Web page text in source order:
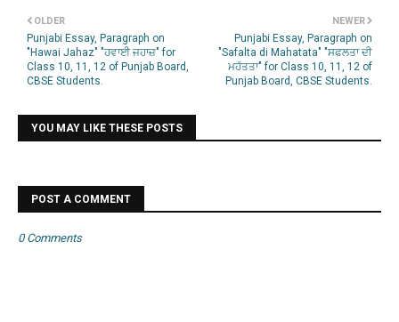
NEWER
Punjabi Essay, Paragraph on
"Safalta di Mahatata" "ਸਫਲਤਾ ਦੀ
ਮਹੱਤਤਾ" for Class 10, 11, 12 of
Punjab Board, CBSE Students.
OLDER
Punjabi Essay, Paragraph on
"Hawai Jahaz" "ਹਵਾਈ ਜਹਾਜ਼" for
Class 10, 11, 12 of Punjab Board,
CBSE Students.
YOU MAY LIKE THESE POSTS
POST A COMMENT
0 Comments